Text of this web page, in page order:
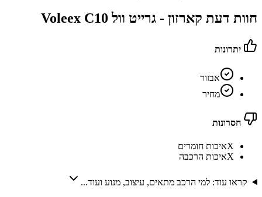
חוות דעת קארזון - גרייט וול Voleex C10
יתרונות
אבזור
מחיר
חסרונות
Xאיכות חומרים
Xאיכות הרכבה
קראו עוד: למי הרכב מתאים, עיצוב, מנוע ועוד...